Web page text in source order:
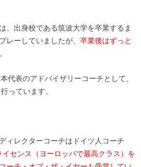
、出身校である筑波大学を卒業するま
レーしていましたが、 卒業後はずっと
代表のアドバイザリーコーチとして、
っています。
ィレクターコーチはドイツ人コーチ
センス（ヨーロッパで最高クラス）を